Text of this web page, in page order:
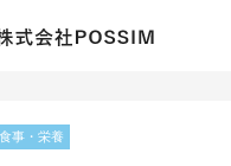
食事・栄養